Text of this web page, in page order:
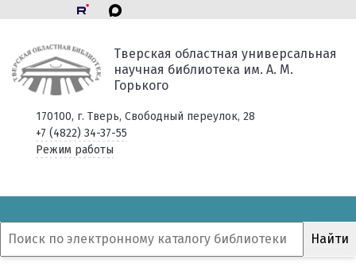
Тверская областная универсальная
научная библиотека им. А. М.
Горького
170100, г. Тверь, Свободный переулок, 28
+7 (4822) 34-37-55
Режим работы